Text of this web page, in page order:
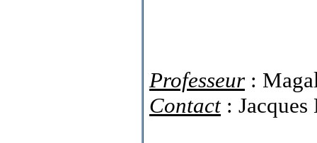
Professeur :
Contact: Jacques